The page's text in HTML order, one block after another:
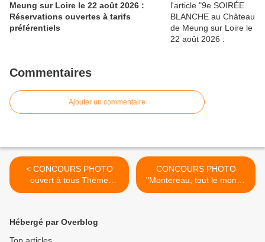
Meung sur Loire le 22 août 2026 :
Réservations ouvertes à tarifs
préférentiels
Commentaires
Ajouter un commentaire
< CONCOURS PHOTO
ouvert à tous Thème
Montereau, tout le monde
CONCOURS PHOTO
"Montereau, tout le monde
s'y... >
Hébergé par Overblog